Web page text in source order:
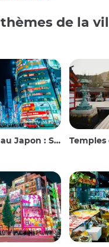
thèmes de la
: Sortir, voir et boire Temples et